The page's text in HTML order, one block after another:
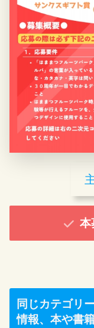
本
同じカテゴリ
情報、本や書